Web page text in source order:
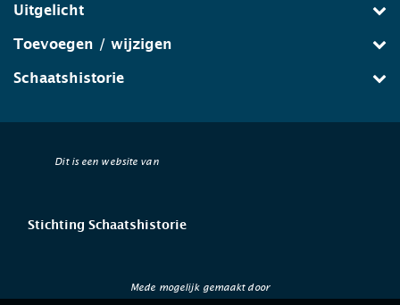
Uitgelicht
Toevoegen / wijzigen
Schaatshistorie
Dit is een website van
Stichting Schaatshistorie
Mede mogelijk gemaakt door